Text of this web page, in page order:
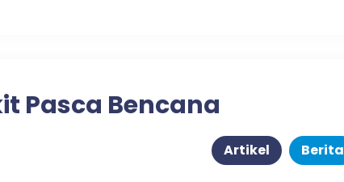
Pasca Bencana
Artikel Berita